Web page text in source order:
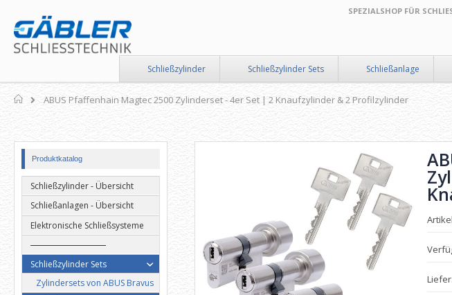
zum
Inhalt
SPEZIALSHOP FÜR
Schließzylinder Schließzylinder Sets Schließanlage
Home
ABUS Pfaffenhain Magtec 2500 Zylinderset - 4er Set | 2 Knaufzylinder & 2 Profilzylinder
Produktkatalog
Schließzylinder - Übersicht
Schließanlagen - Übersicht
Elektronische Schließsysteme
Schließzylinder Sets
Zylindersets von ABUS Bravus